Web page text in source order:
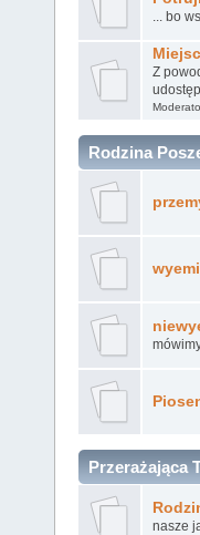
... bo
Z
Rodzina
Przerażająca
nasze